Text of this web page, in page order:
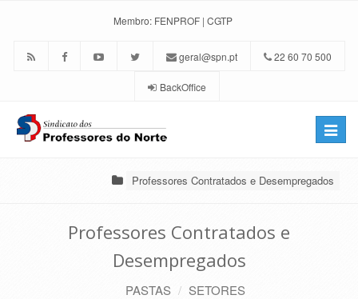
Membro: FENPROF | CGTP
geral@spn.pt 22 60 70 500
BackOffice
Toggle
Professores Contratados e Desempregados
Professores Contratados e
Desempregados
PASTAS
SETORES